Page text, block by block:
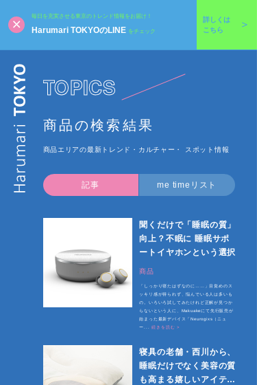
毎日を充実させる東京のトレンド情報をお届け！
Harumari TOKYOのLINE をチェック
詳しくは
こちら
TOPICS
商品の検索結果
商品エリアの最新トレンド・カルチャー・ スポット情報
記事 me timeリスト
聞くだけで「睡眠の質」
向上？不眠に 睡眠サポ
ートイヤホンという選択
商品
「しっかり寝たはずなのに……」目覚めのス
ッキリ感が得られず、悩んでいる人は多いも
の。いろいろ試してみたけれど正解が見つか
らないという人に、Makuakeにて先行販売が
始まった最新デバイス「Neurogixs（ニュ
ー...続きを読む >
寝具の老舗・西川から、
睡眠だけでなく美容の質
も高まる嬉しいアイテム